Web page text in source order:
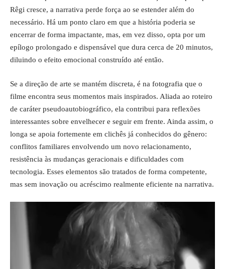
Rêgi cresce, a narrativa perde força ao se estender além do
necessário. Há um ponto claro em que a história poderia se
encerrar de forma impactante, mas, em vez disso, opta por um
epílogo prolongado e dispensável que dura cerca de 20 minutos,
diluindo o efeito emocional construído até então.
Se a direção de arte se mantém discreta, é na fotografia que o
filme encontra seus momentos mais inspirados. Aliada ao roteiro
de caráter pseudoautobiográfico, ela contribui para reflexões
interessantes sobre envelhecer e seguir em frente. Ainda assim, o
longa se apoia fortemente em clichês já conhecidos do gênero:
conflitos familiares envolvendo um novo relacionamento,
resistência às mudanças geracionais e dificuldades com
tecnologia. Esses elementos são tratados de forma competente,
mas sem inovação ou acréscimo realmente eficiente na narrativa.